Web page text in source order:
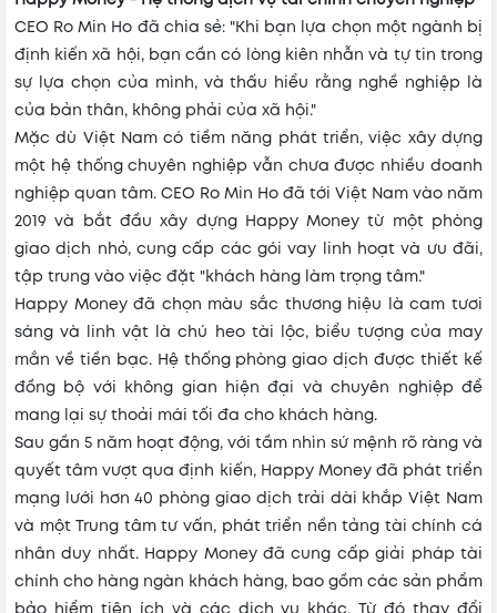
CEO Ro Min Ho đã chia sẻ: "Khi bạn lựa chọn một ngành bị
định kiến xã hội, bạn cần có lòng kiên nhẫn và tự tin trong
sự lựa chọn của mình, và thấu hiểu rằng nghề nghiệp là
của bản thân, không phải của xã hội."
Mặc dù Việt Nam có tiềm năng phát triển, việc xây dựng
một hệ thống chuyên nghiệp vẫn chưa được nhiều doanh
nghiệp quan tâm. CEO Ro Min Ho đã tới Việt Nam vào năm
2019 và bắt đầu xây dựng Happy Money từ một phòng
giao dịch nhỏ, cung cấp các gói vay linh hoạt và ưu đãi,
tập trung vào việc đặt "khách hàng làm trọng tâm."
Happy Money đã chọn màu sắc thương hiệu là cam tươi
sáng và linh vật là chú heo tài lộc, biểu tượng của may
mắn về tiền bạc. Hệ thống phòng giao dịch được thiết kế
đồng bộ với không gian hiện đại và chuyên nghiệp để
mang lại sự thoải mái tối đa cho khách hàng.
Sau gần 5 năm hoạt động, với tầm nhìn sứ mệnh rõ ràng và
quyết tâm vượt qua định kiến, Happy Money đã phát triển
mạng lưới hơn 40 phòng giao dịch trải dài khắp Việt Nam
và một Trung tâm tư vấn, phát triển nền tảng tài chính cá
nhân duy nhất. Happy Money đã cung cấp giải pháp tài
chính cho hàng ngàn khách hàng, bao gồm các sản phẩm
bảo hiểm tiện ích và các dịch vụ khác. Từ đó thay đổi